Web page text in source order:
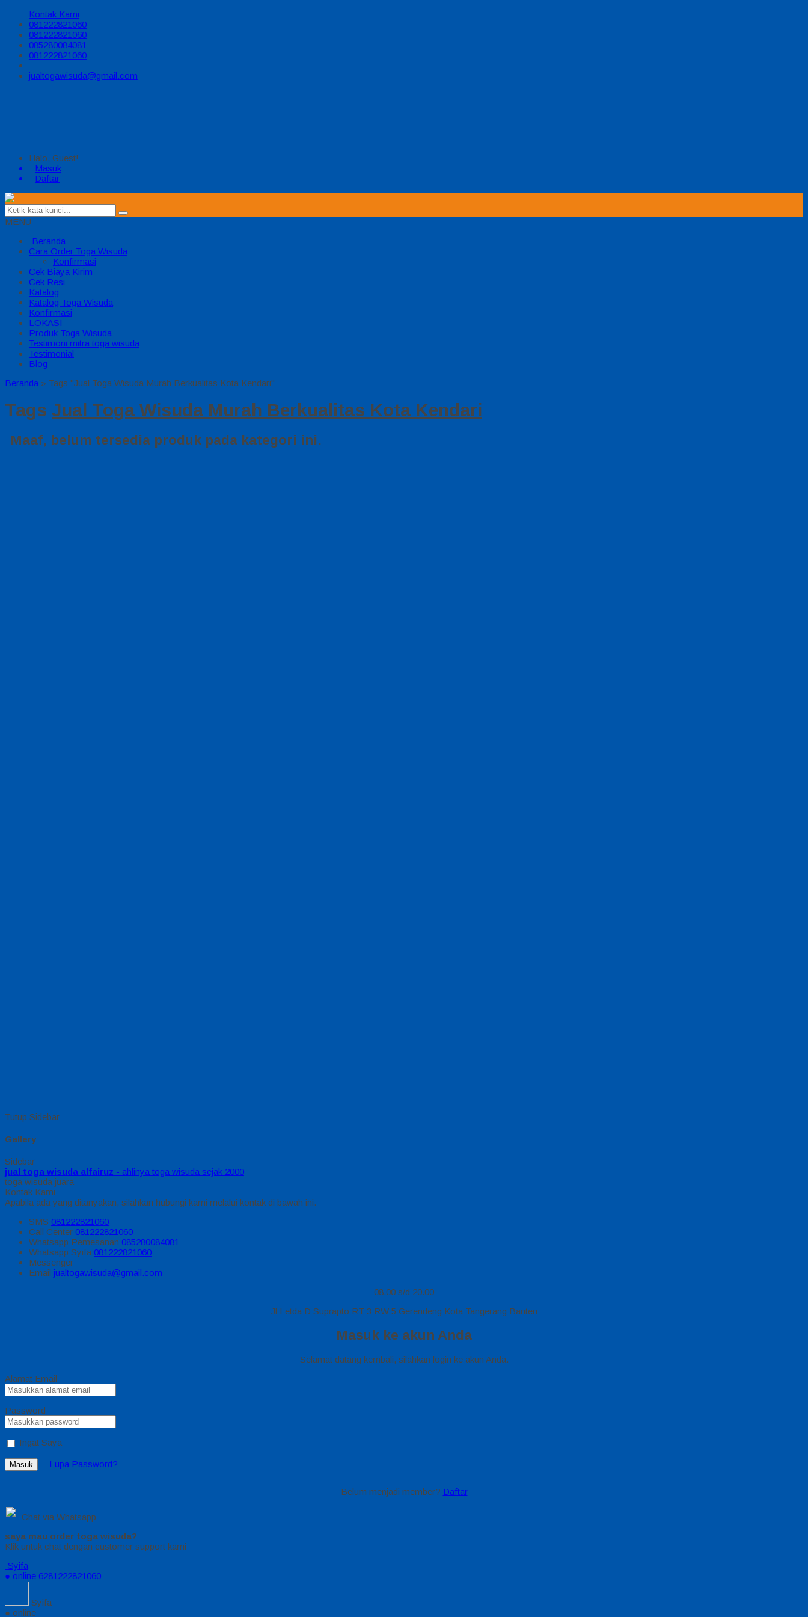
Kontak Kami
081222821060
081222821060
085280084081
081222821060
jualtogawisuda@gmail.com
Halo, Guest!
Masuk
Daftar
MENU
Beranda
Cara Order Toga Wisuda
Konfirmasi
Cek Biaya Kirim
Cek Resi
Katalog
Katalog Toga Wisuda
Konfirmasi
LOKASI
Produk Toga Wisuda
Testimoni mitra toga wisuda
Testimonial
Blog
Beranda » Tags "Jual Toga Wisuda Murah Berkualitas Kota Kendari"
Tags Jual Toga Wisuda Murah Berkualitas Kota Kendari
Maaf, belum tersedia produk pada kategori ini.
Tutup Sidebar
Gallery
Sidebar
jual toga wisuda alfairuz - ahlinya toga wisuda sejak 2000
toga wisuda juara
Kontak Kami
Apabila ada yang ditanyakan, silahkan hubungi kami melalui kontak di bawah ini.
SMS 081222821060
Call Center 081222821060
Whatsapp Pemesanan 085280084081
Whatsapp Syifa 081222821060
Messenger
Email jualtogawisuda@gmail.com
08.00 s/d 20.00
Jl Letda D Suprapto RT 3 RW 5 Gerendeng Kota Tangerang Banten
Masuk ke akun Anda
Selamat datang kembali, silahkan login ke akun Anda.
Alamat Email
Password
Ingat Saya
Masuk Lupa Password?
Belum menjadi member? Daftar
Chat via Whatsapp
saya mau order toga wisuda?
Klik untuk chat dengan customer support kami
Syifa
● online 6281222821060
Syifa
● online